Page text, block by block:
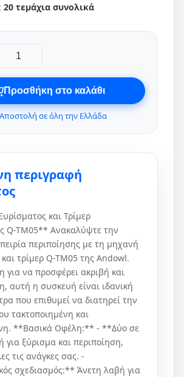
20 τεμάχια συνολικά
Προσθήκη στο καλάθι
σε όλη την Ελλάδα
περιγραφή
και Τρίμερ
Q-TM05** Ανακαλύψτε την
περιποίησης με τη μηχανή
τρίμερ Q-TM05 της Andowl.
για να προσφέρει ακριβή και
αυτή η συσκευή είναι ιδανική
που επιθυμεί να διατηρεί την
τακτοποιημένη και
**Βασικά Οφέλη:** - **Δύο σε
για ξύρισμα και περιποίηση,
τις ανάγκες σας. -
σχεδιασμός:** Άνετη λαβή για